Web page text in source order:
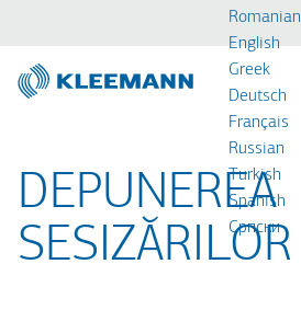
conținutul
principal
main
search
Romanian
English
Greek
Deutsch
Français
Russian
Turkish
Spanish
Cрпски
DEPUNEREA
SESIZĂRILOR